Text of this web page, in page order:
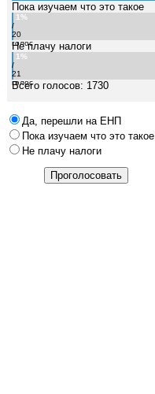
Пока изучаем что это такое
1%
/
20
голос
Не плачу налоги
1%
/
21
голос
Всего голосов: 1730
Да, перешли на ЕНП
Пока изучаем что это такое
Не плачу налоги